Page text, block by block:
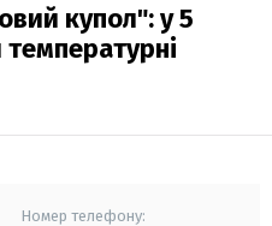
купол": у 5
температурні
Номер телефону: